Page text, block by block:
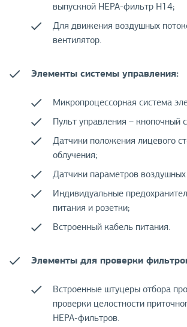
выпускной НЕРА-фильтр Н14;
Для движения воздушных
вентилятор.
Элементы системы управления:
Микропроцессорная система
Пульт управления –
Датчики положения лицевого
облучения;
Датчики параметров воздушных
Индивидуальные
питания и розетки;
Встроенный кабель питания.
Элементы для проверки
Встроенные штуцеры отбора
проверки целостности
НЕРА-фильтров.